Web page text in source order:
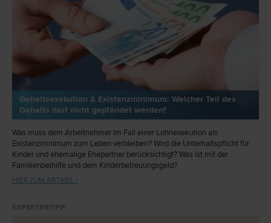
Gehaltsexekution & Existenzminimum: Welcher Teil des
Gehalts darf nicht gepfändet werden?
Was muss dem Arbeitnehmer im Fall einer Lohnexekution als
Existenzminimum zum Leben verbleiben? Wird die Unterhaltspflicht für
Kinder und ehemalige Ehepartner berücksichtigt? Was ist mit der
Familienbeihilfe und dem Kinderbetreuungsgeld?
HIER ZUM ARTIKEL ›